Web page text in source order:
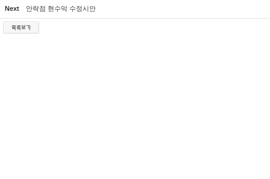
Next 안락점 현수막 수정시안